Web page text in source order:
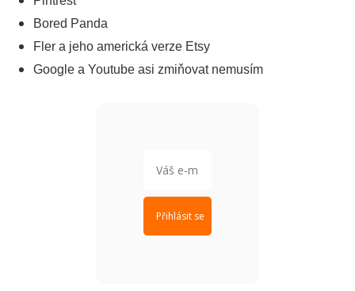
Bored Panda
Fler a jeho americká verze Etsy
Google a Youtube asi zmiňovat nemusím